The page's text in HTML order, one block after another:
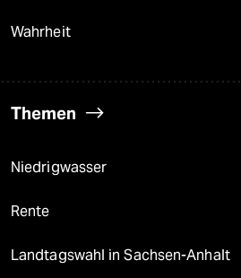
Wahrheit
Themen
Niedrigwasser
Rente
Landtagswahl in Sachsen-Anhalt